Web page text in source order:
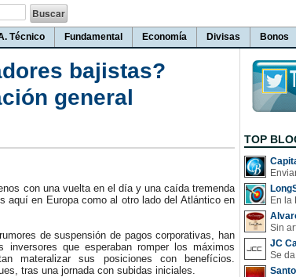
Técnico Fundamental Economía Divisas Bonos
bajistas?
general
con una vuelta en el día y una caída tremenda
aquí en Europa como al otro lado del Atlántico en
de suspensión de pagos corporativas, han
inversores que esperaban romper los máximos
materalizar sus posiciones con benefícios.
tras una jornada con subidas iniciales.
TOP
En la
Sin
JC